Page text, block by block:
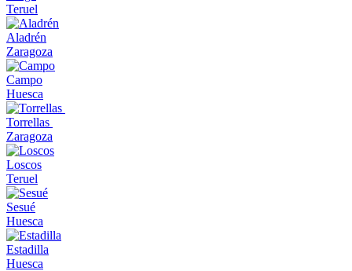
Teruel
Aladrén
Zaragoza
Campo
Huesca
Torrellas
Zaragoza
Loscos
Teruel
Sesué
Huesca
Estadilla
Huesca